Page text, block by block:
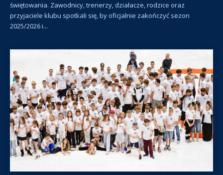
świętowania. Zawodnicy, trenerzy, działacze, rodzice oraz
przyjaciele klubu spotkali się, by oficjalnie zakończyć sezon
2025/2026 i...